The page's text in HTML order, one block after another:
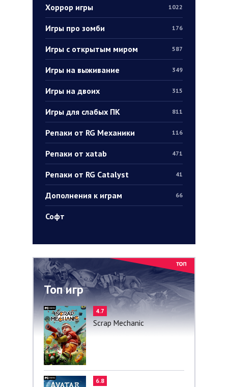
Хоррор игры 1022
Игры про зомби 176
Игры с открытым миром 587
Игры на выживание 349
Игры на двоих 315
Игры для слабых ПК 811
Репаки от RG Механики 116
Репаки от xatab 471
Репаки от RG Catalyst 41
Дополнения к играм 66
Софт
Топ игр
4.7
Scrap Mechanic
6.8